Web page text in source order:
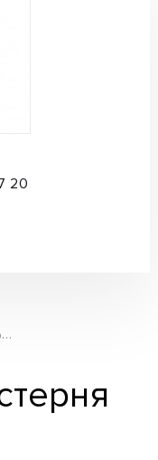
20
Ювелірна майстерня Antonio&I